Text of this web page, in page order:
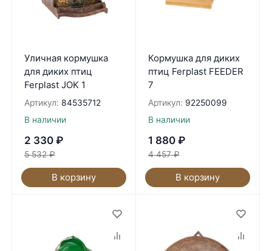
Уличная кормушка
для диких птиц
Ferplast JOK 1
Артикул: 84535712
В наличии
2 330 ₽
5 532 ₽
В корзину
Кормушка для диких
птиц Ferplast FEEDER
7
Артикул: 92250099
В наличии
1 880 ₽
4 457 ₽
В корзину